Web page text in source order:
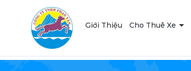
Giới Thiệu Cho Thuê Xe